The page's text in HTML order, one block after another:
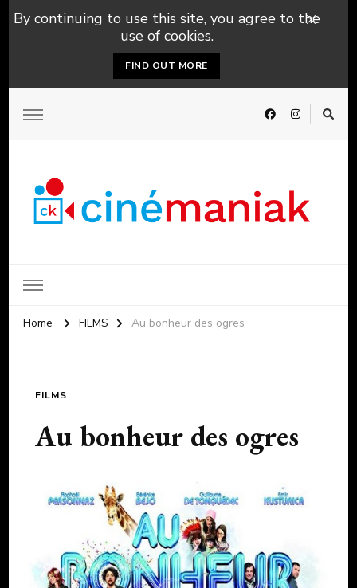
By continuing to use this site, you agree to the
use of cookies.
FIND OUT MORE
Home FILMS Au bonheur des ogres
FILMS
Au bonheur des ogres